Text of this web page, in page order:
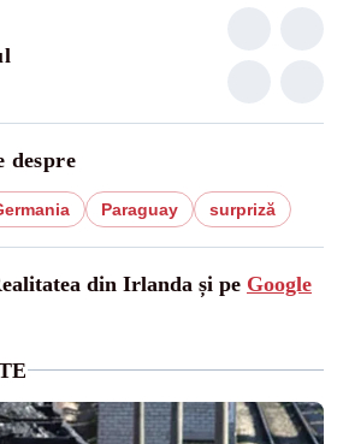
despre
Paraguay surpriză
din Irlanda și pe Google